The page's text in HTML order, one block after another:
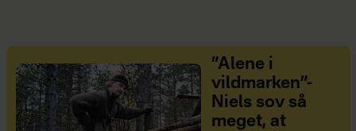
”Alene i
vildmarken”-
Niels sov så
meget, at